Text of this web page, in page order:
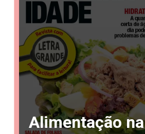
Alimentação na